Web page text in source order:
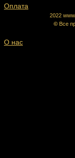
Оплата
2022
© Все
О нас